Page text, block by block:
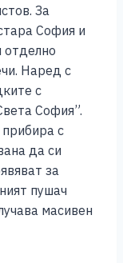
За
София и
отделно
Наред с
с
София”.
с
да си
за
пушач
масивен